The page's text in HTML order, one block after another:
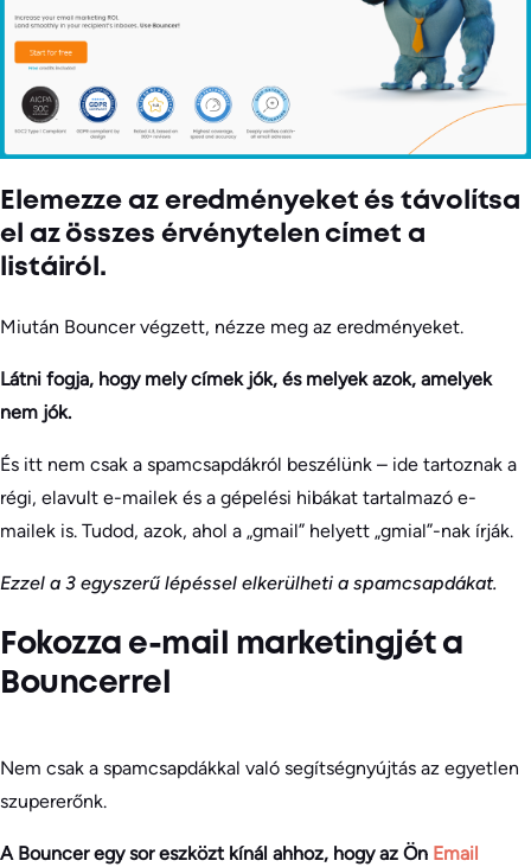
Elemezze az eredményeket és távolítsa
el az összes érvénytelen címet a
listáiról.
Miután Bouncer végzett, nézze meg az eredményeket.
Látni fogja, hogy mely címek jók, és melyek azok, amelyek
nem jók.
És itt nem csak a spamcsapdákról beszélünk – ide tartoznak a
régi, elavult e-mailek és a gépelési hibákat tartalmazó e-
mailek is. Tudod, azok, ahol a „gmail” helyett „gmial”-nak írják.
Ezzel a 3 egyszerű lépéssel elkerülheti a spamcsapdákat.
Fokozza e-mail marketingjét a
Bouncerrel
Nem csak a spamcsapdákkal való segítségnyújtás az egyetlen
szupererőnk.
A Bouncer egy sor eszközt kínál ahhoz, hogy az Ön Email